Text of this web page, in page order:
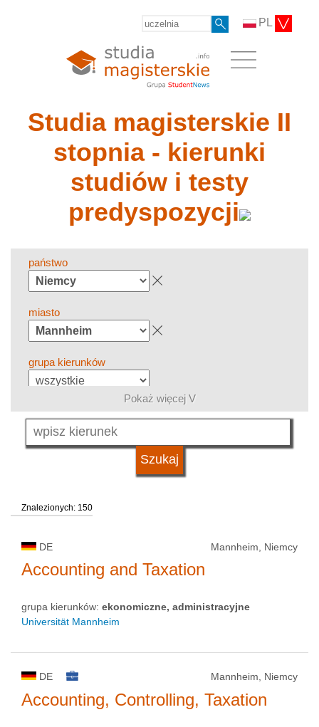
PL
Studia magisterskie II
stopnia - kierunki
studiów i testy
predyspozycji
państwo
miasto
grupa kierunków
język
kwalifikacje
status uczelni
Pokaż więcej V
Znalezionych: 150
DE Mannheim, Niemcy
Accounting and Taxation
grupa kierunków: ekonomiczne, administracyjne
Universität Mannheim
DE Mannheim, Niemcy
Accounting, Controlling, Taxation